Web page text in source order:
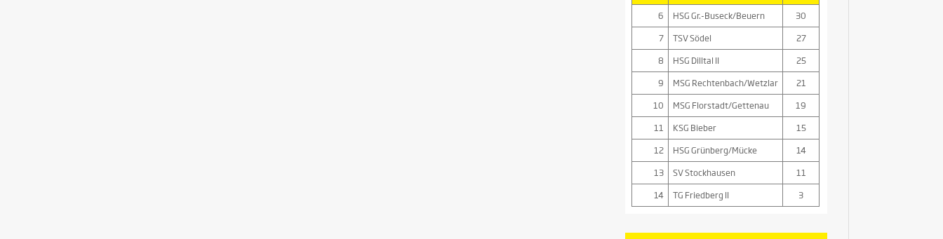
6
HSG Gr.-Buseck/Beuern
30
7
TSV Södel
27
8
HSG Dilltal II
25
9
MSG Rechtenbach/Wetzlar
21
10
MSG Florstadt/Gettenau
19
11
KSG Bieber
15
12
HSG Grünberg/Mücke
14
13
SV Stockhausen
11
14
TG Friedberg II 3